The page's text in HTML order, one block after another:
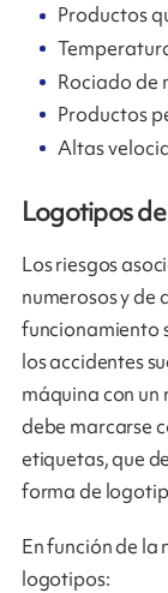
Productos
Rociado de
Productos
Altas
Logotipos
Los riesgos
numerosos y de
funcionamiento
los accidentes
máquina con un
debe marcarse
etiquetas, que
forma de
En función de
logotipos: